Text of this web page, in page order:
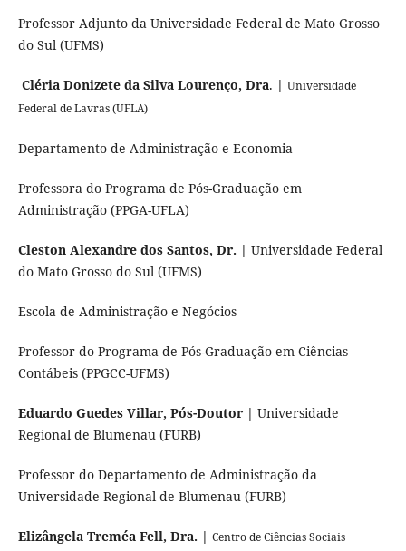
Professor Adjunto da Universidade Federal de Mato Grosso
do Sul (UFMS)
Cléria Donizete da Silva Lourenço, Dra. | Universidade
Federal de Lavras (UFLA)
Departamento de Administração e Economia
Professora do Programa de Pós-Graduação em
Administração (PPGA-UFLA)
Cleston Alexandre dos Santos, Dr. | Universidade Federal
do Mato Grosso do Sul (UFMS)
Escola de Administração e Negócios
Professor do Programa de Pós-Graduação em Ciências
Contábeis (PPGCC-UFMS)
Eduardo Guedes Villar, Pós-Doutor | Universidade
Regional de Blumenau (FURB)
Professor do Departamento de Administração da
Universidade Regional de Blumenau (FURB)
Elizângela Treméa Fell, Dra. | Centro de Ciências Sociais